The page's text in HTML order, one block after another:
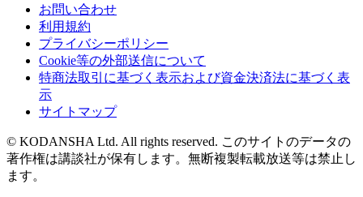
お問い合わせ
利用規約
プライバシーポリシー
Cookie等の外部送信について
特商法取引に基づく表示および資金決済法に基づく表
示
サイトマップ
© KODANSHA Ltd. All rights reserved. このサイトのデータの
著作権は講談社が保有します。無断複製転載放送等は禁止し
ます。